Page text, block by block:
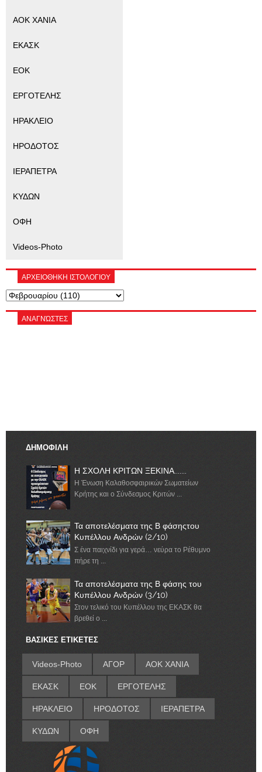
ΑΟΚ ΧΑΝΙΑ
ΕΚΑΣΚ
ΕΟΚ
ΕΡΓΟΤΕΛΗΣ
ΗΡΑΚΛΕΙΟ
ΗΡΟΔΟΤΟΣ
ΙΕΡΑΠΕΤΡΑ
ΚΥΔΩΝ
ΟΦΗ
Videos-Photo
ΑΡΧΕΙΟΘΗΚΗ ΙΣΤΟΛΟΓΙΟΥ
ΑΝΑΓΝΏΣΤΕΣ
ΔΗΜΟΦΙΛΗ
Η ΣΧΟΛΗ ΚΡΙΤΩΝ ΞΕΚΙΝΑ.......
Η Ένωση Καλαθοσφαιρικών Σωματείων
Κρήτης και ο Σύνδεσμος Κριτών ...
Τα αποτελέσματα της Β φάσηςτου
Κυπέλλου Ανδρών (2/10)
Σ ένα παιχνίδι για γερά… νεύρα το Ρέθυμνο
πήρε τη ...
Τα αποτελέσματα της Β φάσης του
Κυπέλλου Ανδρών (3/10)
Στον τελικό του Κυπέλλου της ΕΚΑΣΚ θα
βρεθεί ο ...
ΒΑΣΙΚΕΣ ΕΤΙΚΕΤΕΣ
Videos-Photo ΑΓΟΡ ΑΟΚ ΧΑΝΙΑ
ΕΚΑΣΚ ΕΟΚ ΕΡΓΟΤΕΛΗΣ
ΗΡΑΚΛΕΙΟ ΗΡΟΔΟΤΟΣ ΙΕΡΑΠΕΤΡΑ
ΚΥΔΩΝ ΟΦΗ